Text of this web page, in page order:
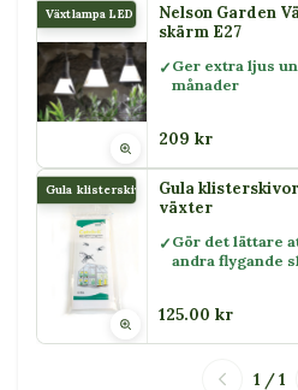
Växtlampa LED 15 WNelson Garden
skärm E27
Ger extra ljus
månader
209 kr
Gula klisterskivor
Gula
växter
Gör det lättare
andra flygande
125.00 kr
1 / 1